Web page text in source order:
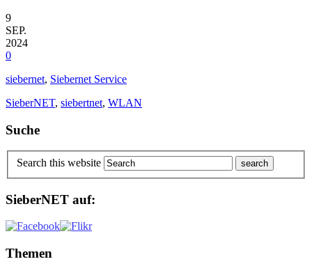
9
SEP.
2024
0
siebernet, Siebernet Service
SieberNET, siebertnet, WLAN
Suche
Search this website
SieberNET auf:
Themen